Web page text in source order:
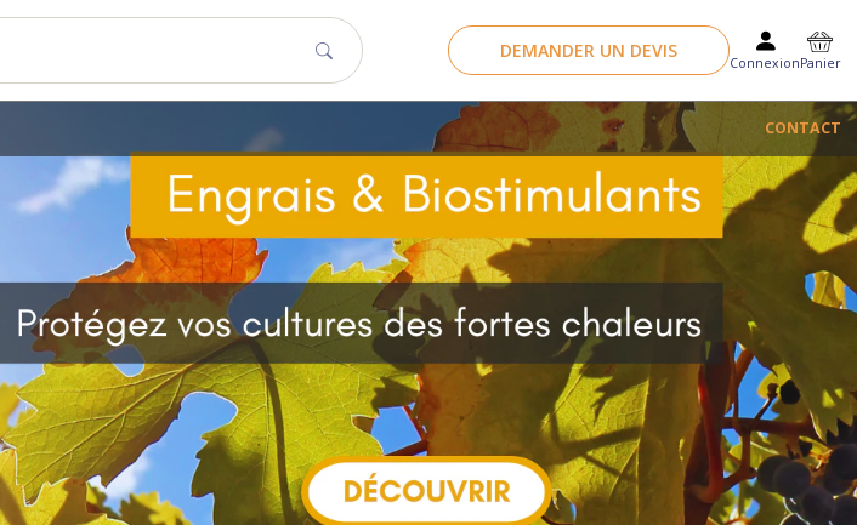
DEMANDER UN DEVIS
ConnexionPanier
CONTACT